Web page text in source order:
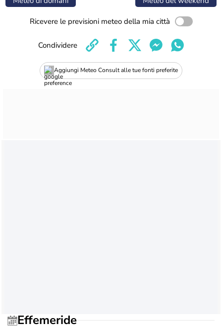
Ricevere le previsioni meteo della mia città
Aggiungi Meteo Consult alle tue fonti preferite
Condividere
Effemeride